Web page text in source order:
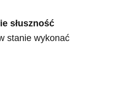
słuszność
stanie wykonać